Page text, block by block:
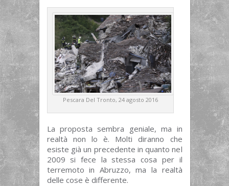
Pescara Del Tronto, 24 agosto 2016
La proposta sembra geniale, ma in
realtà non lo è. Molti diranno che
esiste già un precedente in quanto nel
2009 si fece la stessa cosa per il
terremoto in Abruzzo, ma la realtà
delle cose è differente.